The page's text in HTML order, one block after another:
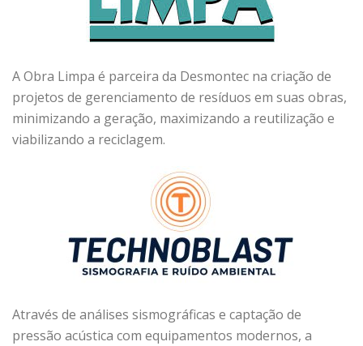
A Obra Limpa é parceira da Desmontec na criação de
projetos de gerenciamento de resíduos em suas obras,
minimizando a geração, maximizando a reutilização e
viabilizando a reciclagem.
Através de análises sismográficas e captação de
pressão acústica com equipamentos modernos, a